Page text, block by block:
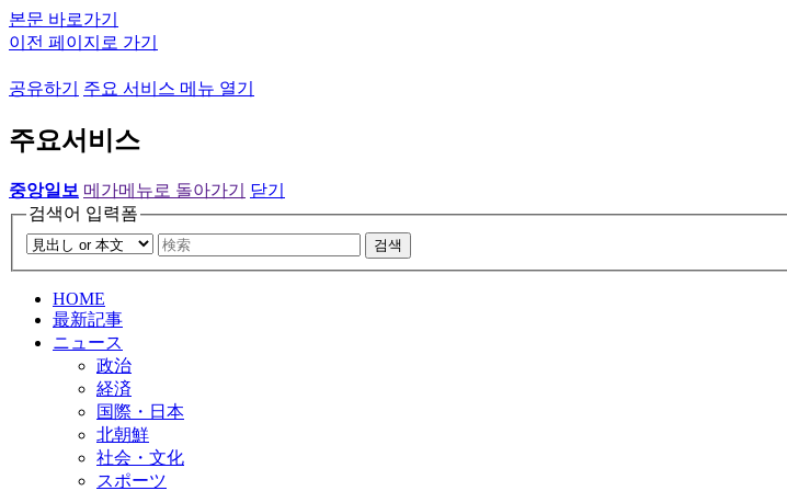
본문 바로가기
이전 페이지로 가기
공유하기 주요 서비스 메뉴 열기
주요서비스
중앙일보 메가메뉴로 돌아가기
닫기
검색어 입력폼
검색
HOME
最新記事
ニュース
政治
経済
国際・日本
北朝鮮
社会・文化
スポーツ